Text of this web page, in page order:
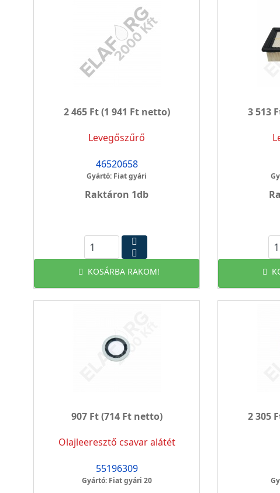
2 465 Ft(1 941 Ft netto)
Levegőszűrő
46520658
Gyártó: Fiat gyári
Raktáron 1db
KOSÁRBA RAKOM!
3 513
907 Ft(714 Ft netto)
Olajleeresztő csavar alátét
55196309
Gyártó: Fiat gyári 20
2 305